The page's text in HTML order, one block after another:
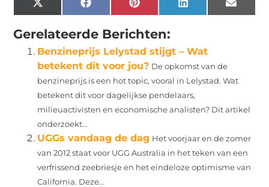
X
(Twitter)
FacebookPinterest LinkedIn Email
Gerelateerde Berichten:
Benzineprijs Lelystad stijgt – Wat
betekent dit voor jou? De opkomst van de
benzineprijs is een hot topic, vooral in Lelystad. Wat
betekent dit voor dagelijkse pendelaars,
milieuactivisten en economische analisten? Dit artikel
onderzoekt...
UGGs vandaag de dag Het voorjaar en de zomer
van 2012 staat voor UGG Australia in het teken van een
verfrissend zeebriesje en het eindeloze optimisme van
California. Deze...